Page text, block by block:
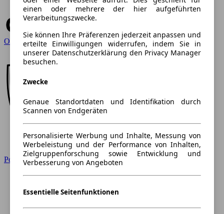
Opel
Peugeot
einen oder mehrere der hier aufgeführten
Verarbeitungszwecke.
Sie können Ihre Präferenzen jederzeit anpassen und
erteilte Einwilligungen widerrufen, indem Sie in
unserer Datenschutzerklärung den Privacy Manager
besuchen.
Zwecke
Genaue Standortdaten und Identifikation durch
Scannen von Endgeräten
Personalisierte Werbung und Inhalte, Messung von
Werbeleistung und der Performance von Inhalten,
Zielgruppenforschung sowie Entwicklung und
Verbesserung von Angeboten
Essentielle Seitenfunktionen